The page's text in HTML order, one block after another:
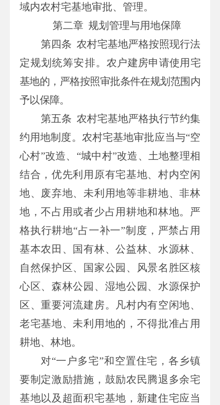
域内农村宅基地审批、管理。
第二章 规划管理与用地保障
第四条 农村宅基地严格按照现行法
定规划统筹安排。 农户建房申请使用宅
基地的，严格按照审批条件在规划范围内
予以保障。
第五条 农村宅基地严格执行节约集
约用地制度。农村宅基地审批应当与“空
心村”改造、“城中村”改造、土地整理相
结合，优先利用原有宅基地、村内空闲
地、废弃地、未利用地等非耕地、非林
地，不占用或者少占用耕地和林地。严
格执行耕地“占一补一”制度，严禁占用
基本农田、国有林、公益林、水源林、
自然保护区、国家公园、风景名胜区核
心区、森林公园、湿地公园、水源保护
区、重要河流建房。凡村内有空闲地、
老宅基地、未利用地的，不得批准占用
耕地、林地。
对“一户多宅”和空置住宅，各乡镇
要制定激励措施，鼓励农民腾退多余宅
基地以及超面积宅基地，新建住宅应当